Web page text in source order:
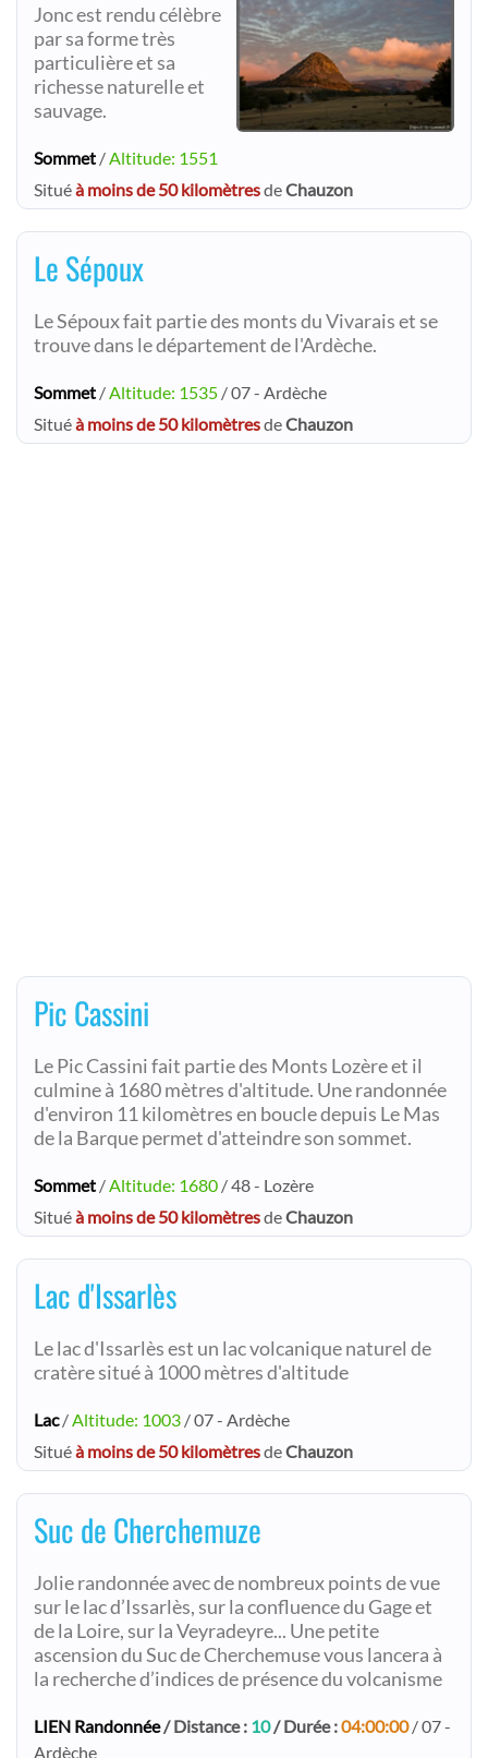
Jonc est rendu célèbre
par sa forme très
particulière et sa
richesse naturelle et
sauvage.
Sommet /Altitude: 1551
Situéà moins de 50 kilomètresdeChauzon
Le Sépoux
Le Sépoux fait partie des monts du Vivarais et se
trouve dans le département de l'Ardèche.
Sommet /Altitude: 1535 / 07 - Ardèche
Situéà moins de 50 kilomètresdeChauzon
Pic Cassini
Le Pic Cassini fait partie des Monts Lozère et il
culmine à 1680 mètres d'altitude. Une randonnée
d'environ 11 kilomètres en boucle depuis Le Mas
de la Barque permet d'atteindre son sommet.
Sommet /Altitude: 1680 / 48 - Lozère
Situéà moins de 50 kilomètresdeChauzon
Lac d'Issarlès
Le lac d'Issarlès est un lac volcanique naturel de
cratère situé à 1000 mètres d'altitude
Lac/Altitude: 1003 / 07 - Ardèche
Situéà moins de 50 kilomètresdeChauzon
Suc de Cherchemuze
Jolie randonnée avec de nombreux points de vue
sur le lac d’Issarlès, sur la confluence du Gage et
de la Loire, sur la Veyradeyre... Une petite
ascension du Suc de Cherchemuse vous lancera à
la recherche d’indices de présence du volcanisme
LIEN Randonnée/ Distance : 10/ Durée :04:00:00/ 07 -
Ardèche